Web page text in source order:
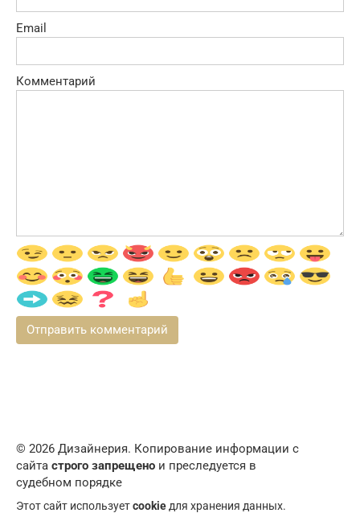
Email
Комментарий
© 2026 Дизайнерия. Копирование информации с
сайта строго запрещено и преследуется в
судебном порядке
Этот сайт используетcookie для хранения данных.